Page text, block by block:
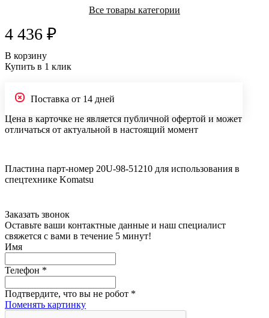
Все товары категории
4 436 ₽
В корзину
Купить в 1 клик
Поставка от 14 дней
Цена в карточке не является публичной офертой и может
отличаться от актуальной в настоящий момент
Пластина парт-номер 20U-98-51210 для использования в
спецтехнике Komatsu
Заказать звонок
Оставьте ваши контактные данные и наш специалист
свяжется с вами в течение 5 минут!
Имя
Телефон *
Подтвердите, что вы не робот *
Поменять картинку